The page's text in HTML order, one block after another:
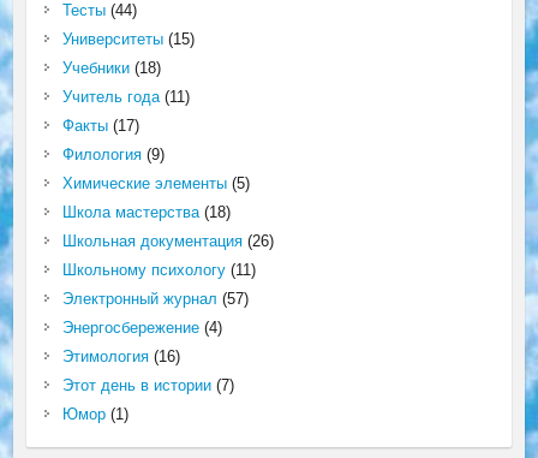
Тесты(44)
Университеты(15)
Учебники(18)
Учитель года(11)
Факты(17)
Филология(9)
Химические элементы(5)
Школа мастерства(18)
Школьная документация(26)
Школьному психологу(11)
Электронный журнал (57)
Энергосбережение(4)
Этимология(16)
Этот день в истории(7)
Юмор(1)